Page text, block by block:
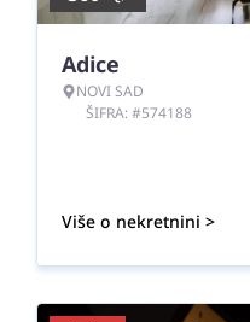
Adice
NOVI SAD
ŠIFRA: #574188
Više o nekretnini >